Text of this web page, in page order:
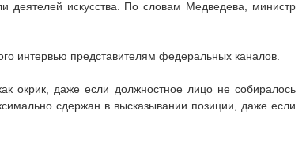
деятелей искусства. По словам Медведева, министр
интервью представителям федеральных каналов.
окрик, даже если должностное лицо не собиралось
сдержан в высказывании позиции, даже если